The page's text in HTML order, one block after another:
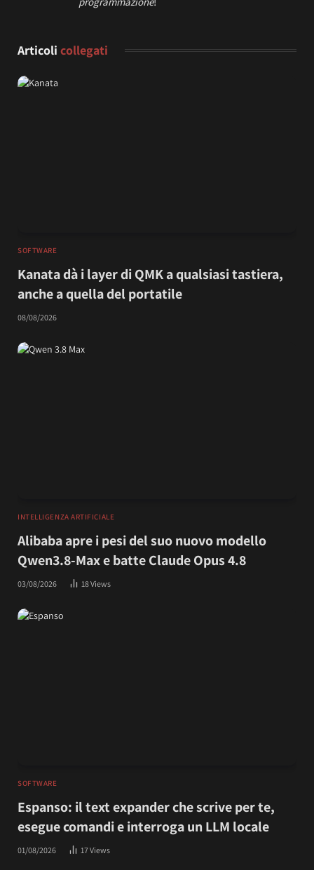
Articoli collegati
SOFTWARE
Kanata dà i layer di QMK a qualsiasi tastiera,
anche a quella del portatile
08/08/2026
INTELLIGENZA ARTIFICIALE
Alibaba apre i pesi del suo nuovo modello
Qwen3.8-Max e batte Claude Opus 4.8
03/08/2026 18Views
SOFTWARE
Espanso: il text expander che scrive per te,
esegue comandi e interroga un LLM locale
01/08/2026 17Views